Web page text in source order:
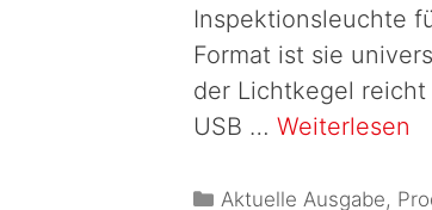
Inspektionsleuchte
Format ist sie
der Lichtkegel
USB … Weiterlesen
Aktuelle Ausgabe,